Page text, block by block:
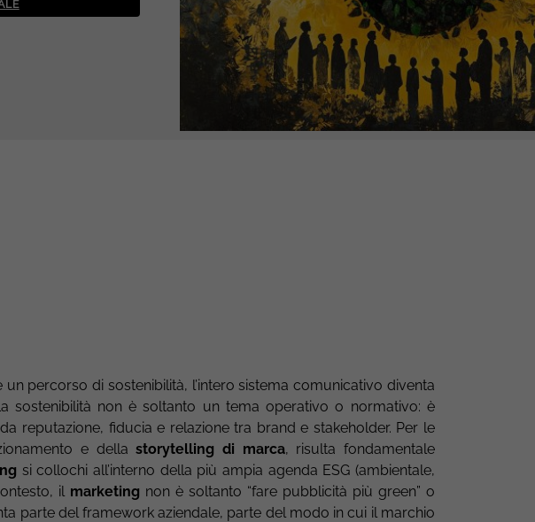
un percorso di sostenibilità, l’intero sistema comunicativo diventa
sostenibilità non è soltanto un tema operativo o normativo: è
reputazione, fiducia e relazione tra brand e stakeholder. Per le
e dellastorytelling di marca, risulta fondamentale
si collochi all’interno della più ampia agenda ESG (ambientale,
il marketing non è soltanto “fare pubblicità più green” o
parte del framework aziendale, parte del modo in cui il marchio